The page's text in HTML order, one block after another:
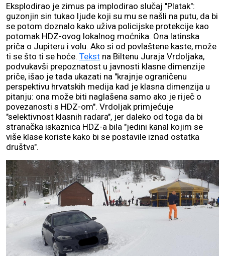
Eksplodirao je zimus pa implodirao slučaj "Platak":
guzonjin sin tukao ljude koji su mu se našli na putu, da bi
se potom doznalo kako uživa policijske protekcije kao
potomak HDZ-ovog lokalnog moćnika. Ona latinska
priča o Jupiteru i volu. Ako si od povlaštene kaste, može
ti se što ti se hoće. Tekst na Biltenu Juraja Vrdoljaka,
podvukavši prepoznatost u javnosti klasne dimenzije
priče, išao je tada ukazati na "krajnje ograničenu
perspektivu hrvatskih medija kad je klasna dimenzija u
pitanju: ona može biti naglašena samo ako je riječ o
povezanosti s HDZ-om". Vrdoljak primjećuje
"selektivnost klasnih radara", jer daleko od toga da bi
stranačka iskaznica HDZ-a bila "jedini kanal kojim se
više klase koriste kako bi se postavile iznad ostatka
društva".